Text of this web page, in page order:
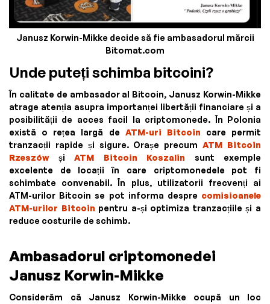
Janusz Korwin-Mikke decide să fie ambasadorul mărcii
Bitomat.com
Unde puteți schimba bitcoini?
În calitate de ambasador al Bitcoin, Janusz Korwin-Mikke
atrage atenția asupra importanței libertății financiare și a
posibilității de acces facil la criptomonede. În Polonia
există o rețea largă de ATM-uri Bitcoin care permit
tranzacții rapide și sigure. Orașe precumATM Bitcoin
Rzeszówși ATM Bitcoin Koszalin sunt exemple
excelente de locații în care criptomonedele pot fi
schimbate convenabil. În plus, utilizatorii frecvenți ai
ATM-urilor Bitcoin se pot informa despre comisioanele
ATM-urilor Bitcoin pentru a-și optimiza tranzacțiile și a
reduce costurile de schimb.
Ambasadorul criptomonedei
Janusz Korwin-Mikke
Considerăm că Janusz Korwin-Mikke ocupă un loc